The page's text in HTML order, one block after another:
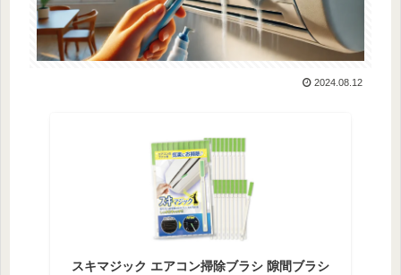
2024.08.12
スキマジック エアコン掃除ブラシ 隙間ブラシ